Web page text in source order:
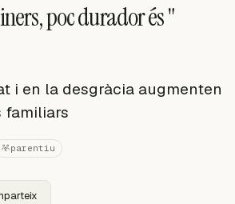
poc durador és "
i en la desgràcia augmenten
familiars
parentiu